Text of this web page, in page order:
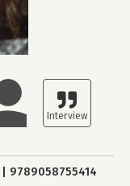
9789058755414